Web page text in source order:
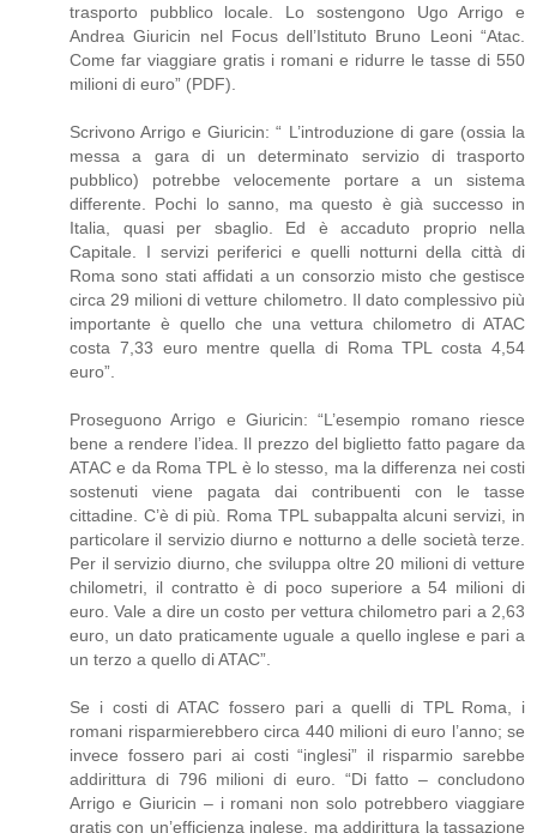
trasporto pubblico locale. Lo sostengono Ugo Arrigo e
Andrea Giuricin nel Focus dell’Istituto Bruno Leoni “Atac.
Come far viaggiare gratis i romani e ridurre le tasse di 550
milioni di euro” (PDF).
Scrivono Arrigo e Giuricin: “ L’introduzione di gare (ossia la
messa a gara di un determinato servizio di trasporto
pubblico) potrebbe velocemente portare a un sistema
differente. Pochi lo sanno, ma questo è già successo in
Italia, quasi per sbaglio. Ed è accaduto proprio nella
Capitale. I servizi periferici e quelli notturni della città di
Roma sono stati affidati a un consorzio misto che gestisce
circa 29 milioni di vetture chilometro. Il dato complessivo più
importante è quello che una vettura chilometro di ATAC
costa 7,33 euro mentre quella di Roma TPL costa 4,54
euro”.
Proseguono Arrigo e Giuricin: “L’esempio romano riesce
bene a rendere l’idea. Il prezzo del biglietto fatto pagare da
ATAC e da Roma TPL è lo stesso, ma la differenza nei costi
sostenuti viene pagata dai contribuenti con le tasse
cittadine. C’è di più. Roma TPL subappalta alcuni servizi, in
particolare il servizio diurno e notturno a delle società terze.
Per il servizio diurno, che sviluppa oltre 20 milioni di vetture
chilometri, il contratto è di poco superiore a 54 milioni di
euro. Vale a dire un costo per vettura chilometro pari a 2,63
euro, un dato praticamente uguale a quello inglese e pari a
un terzo a quello di ATAC”.
Se i costi di ATAC fossero pari a quelli di TPL Roma, i
romani risparmierebbero circa 440 milioni di euro l’anno; se
invece fossero pari ai costi “inglesi” il risparmio sarebbe
addirittura di 796 milioni di euro. “Di fatto – concludono
Arrigo e Giuricin – i romani non solo potrebbero viaggiare
gratis con un’efficienza inglese, ma addirittura la tassazione